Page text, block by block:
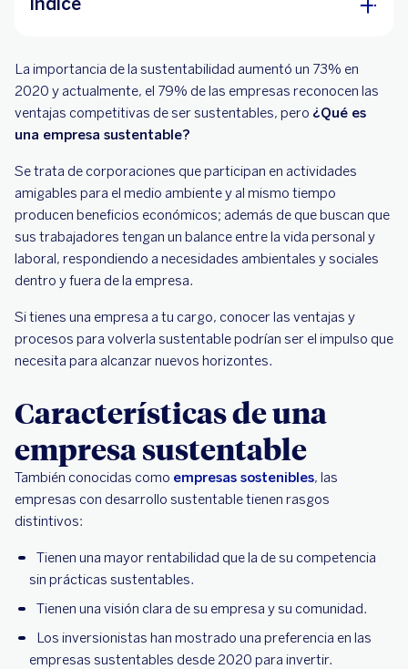
¿Cómo hacer un modelo de empresa
sustentable?
Beneficios de una empresa sustentable
La importancia de la sustentabilidad aumentó un 73% en
2020 y actualmente, el 79% de las empresas reconocen las
ventajas competitivas de ser sustentables, pero ¿Qué es
una empresa sustentable?
Se trata de corporaciones que participan en actividades
amigables para el medio ambiente y al mismo tiempo
producen beneficios económicos; además de que buscan que
sus trabajadores tengan un balance entre la vida personal y
laboral, respondiendo a necesidades ambientales y sociales
dentro y fuera de la empresa.
Si tienes una empresa a tu cargo, conocer las ventajas y
procesos para volverla sustentable podrían ser el impulso que
necesita para alcanzar nuevos horizontes.
Características de una
empresa sustentable
También conocidas como empresas sostenibles, las
empresas con desarrollo sustentable tienen rasgos
distintivos:
Tienen una mayor rentabilidad que la de su competencia
sin prácticas sustentables.
Tienen una visión clara de su empresa y su comunidad.
Los inversionistas han mostrado una preferencia en las
empresas sustentables desde 2020 para invertir.